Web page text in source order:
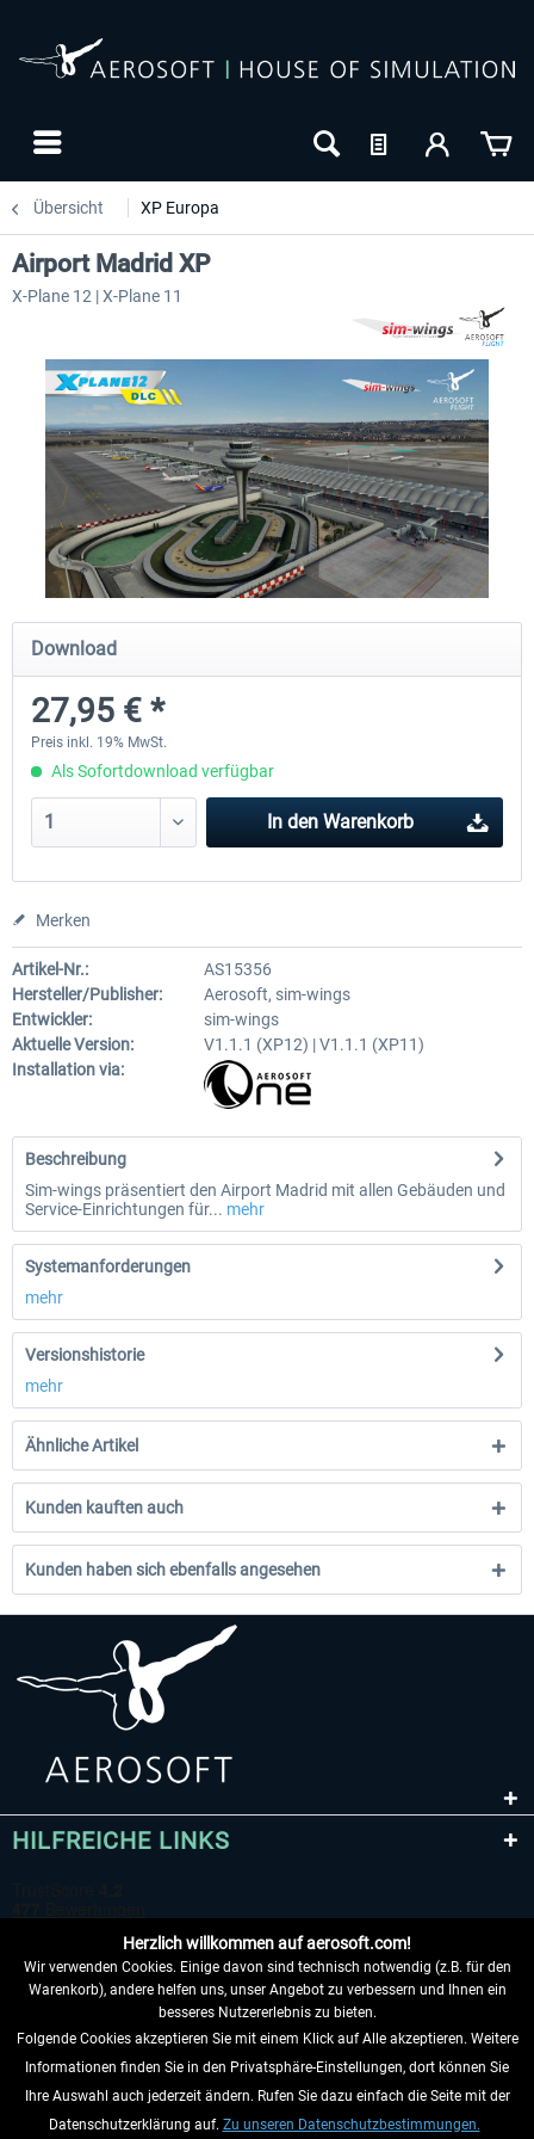
Übersicht XP Europa
Airport Berlin Brandenburg V2 XP
29,95 € *
Airport Zürich V2.0 XP
Airport Madrid XP
X-Plane 12 | X-Plane 11
Download
27,95 € *
Preis inkl. 19% MwSt.
Als Sofortdownload verfügbar
In den Warenkorb
Merken
Artikel-Nr.:
AS15356
Hersteller/Publisher:
Aerosoft, sim-wings
Entwickler:
sim-wings
Aktuelle Version:
V1.1.1 (XP12) | V1.1.1 (XP11)
Installation via:
Beschreibung
Sim-wings präsentiert den Airport Madrid mit allen Gebäuden und
Service-Einrichtungen für... mehr
Systemanforderungen
mehr
Versionshistorie
mehr
Ähnliche Artikel
Kunden kauften auch
Kunden haben sich ebenfalls angesehen
HILFREICHE LINKS
VERTRAG WIDERRUFEN
INFORMATIONEN
Herzlich willkommen auf aerosoft.com!
Wir verwenden Cookies. Einige davon sind technisch notwendig (z.B. für den
Warenkorb), andere helfen uns, unser Angebot zu verbessern und Ihnen ein
besseres Nutzererlebnis zu bieten.
Folgende Cookies akzeptieren Sie mit einem Klick auf Alle akzeptieren. Weitere
Informationen finden Sie in den Privatsphäre-Einstellungen, dort können Sie
Ihre Auswahl auch jederzeit ändern. Rufen Sie dazu einfach die Seite mit der
Datenschutzerklärung auf. Zu unseren Datenschutzbestimmungen.